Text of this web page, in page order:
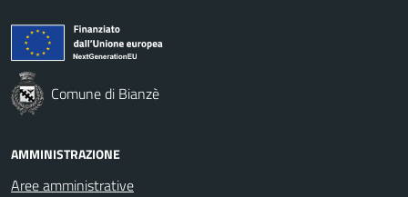
Comune di Bianzè
AMMINISTRAZIONE
Aree amministrative